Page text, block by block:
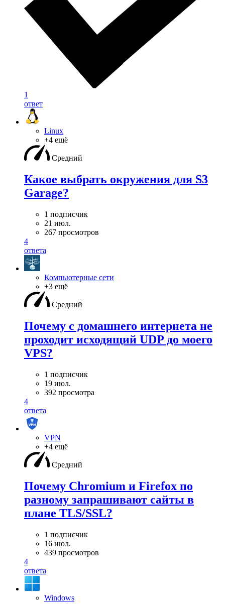
1
ответ
Linux
+4 ещё
Средний
Какое выбрать окружения для S3
Garage?
1 подписчик
21 июл.
267 просмотров
4
ответа
Компьютерные сети
+3 ещё
Средний
Почему с домашнего интернета не
проходит исходящий UDP до моего
VPS?
1 подписчик
19 июл.
392 просмотра
4
ответа
VPN
+4 ещё
Средний
Почему Chromium и Firefox по
разному запрашивают сайты в
плане TLS/SSL?
1 подписчик
16 июл.
439 просмотров
4
ответа
Windows